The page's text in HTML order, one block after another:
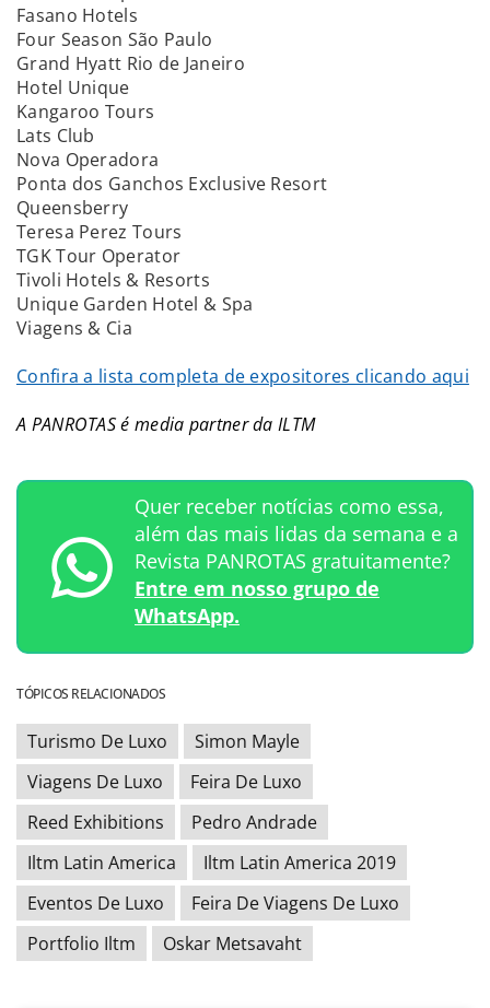
Fasano Hotels
Four Season São Paulo
Grand Hyatt Rio de Janeiro
Hotel Unique
Kangaroo Tours
Lats Club
Nova Operadora
Ponta dos Ganchos Exclusive Resort
Queensberry
Teresa Perez Tours
TGK Tour Operator
Tivoli Hotels & Resorts
Unique Garden Hotel & Spa
Viagens & Cia
Confira a lista completa de expositores clicando aqui
A PANROTAS é media partner da ILTM
Quer receber notícias como essa,
além das mais lidas da semana e a
Revista PANROTAS gratuitamente?
Entre em nosso grupo de
WhatsApp.
TÓPICOS RELACIONADOS
Turismo De Luxo
Simon Mayle
Viagens De Luxo
Feira De Luxo
Reed Exhibitions
Pedro Andrade
Iltm Latin America
Iltm Latin America 2019
Eventos De Luxo
Feira De Viagens De Luxo
Portfolio Iltm
Oskar Metsavaht